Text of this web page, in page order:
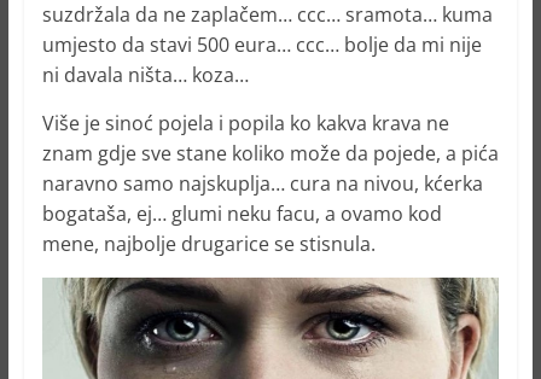
suzdržala da ne zaplačem… ccc… sramota… kuma
umjesto da stavi 500 eura… ccc… bolje da mi nije
ni davala ništa… koza…
Više je sinoć pojela i popila ko kakva krava ne
znam gdje sve stane koliko može da pojede, a pića
naravno samo najskuplja… cura na nivou, kćerka
bogataša, ej… glumi neku facu, a ovamo kod
mene, najbolje drugarice se stisnula.